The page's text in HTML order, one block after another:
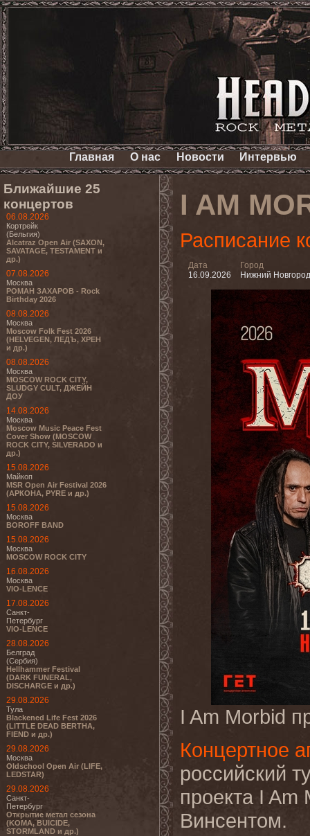
Главная О нас Новости Интервью
Ближайшие 25
концертов
06.08.2026
Кортрейк
(Бельгия)
Alcatraz Open Air (SAXON,
SAVATAGE, TESTAMENT и
др.)
07.08.2026
Москва
РОМАН ЗАХАРОВ - Rock
Birthday 2026
08.08.2026
Москва
Moscow Folk Fest 2026
(HELVEGEN, ЛЕДЪ, ХРЕН
и др.)
08.08.2026
Москва
MOSCOW ROCK CITY,
SLUDGY CULT, ДЖЕЙН
ДОУ
14.08.2026
Москва
Moscow Music Peace Fest
Cover Show (MOSCOW
ROCK CITY, SILVERADO и
др.)
15.08.2026
Майкоп
MSR Open Air Festival 2026
(АРКОНА, PYRE и др.)
15.08.2026
Москва
BOROFF BAND
15.08.2026
Москва
MOSCOW ROCK CITY
16.08.2026
Москва
VIO-LENCE
17.08.2026
Санкт-
Петербург
VIO-LENCE
28.08.2026
Белград
(Сербия)
Hellhammer Festival
(DARK FUNERAL,
DISCHARGE и др.)
29.08.2026
Тула
Blackened Life Fest 2026
(LITTLE DEAD BERTHA,
FIEND и др.)
29.08.2026
Москва
Oldschool Open Air (LIFE,
LEDSTAR)
29.08.2026
Санкт-
Петербург
Открытие метал сезона
(KOMA, BUICIDE,
STORMLAND и др.)
I AM
Расписание
Дата
16.09.2026
Город
Нижний Новгород
I Am Morbid
Концертное
российский
проекта I Am
Винсентом.